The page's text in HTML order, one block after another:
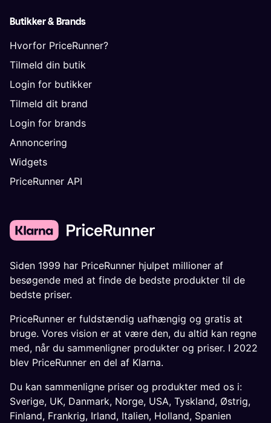
Butikker & Brands
Hvorfor PriceRunner?
Tilmeld din butik
Login for butikker
Tilmeld dit brand
Login for brands
Annoncering
Widgets
PriceRunner API
Siden 1999 har PriceRunner hjulpet millioner af
besøgende med at finde de bedste produkter til de
bedste priser.
PriceRunner er fuldstændig uafhængig og gratis at
bruge. Vores vision er at være den, du altid kan regne
med, når du sammenligner produkter og priser. I 2022
blev PriceRunner en del af Klarna.
Du kan sammenligne priser og produkter med os i:
Sverige, UK, Danmark, Norge, USA, Tyskland, Østrig,
Finland, Frankrig, Irland, Italien, Holland, Spanien